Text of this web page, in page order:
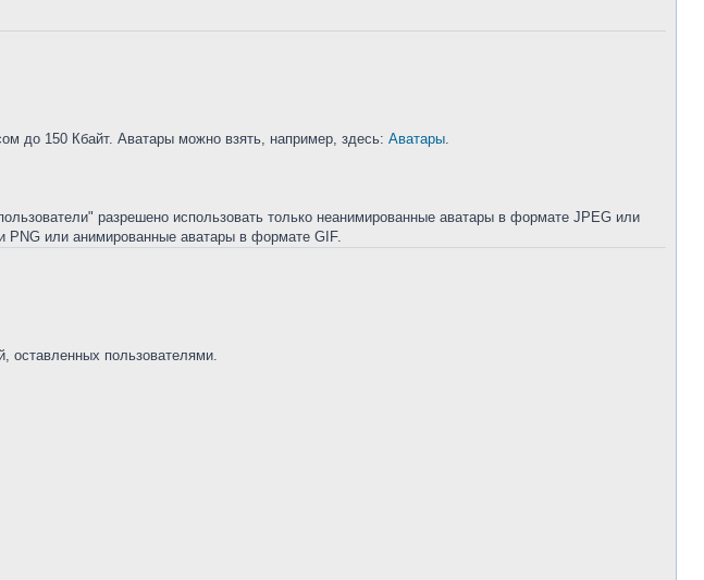
до 150 Кбайт. Аватары можно взять, например, здесь: Аватары.
разрешено использовать только неанимированные аватары в формате JPEG или
или анимированные аватары в формате GIF.
оставленных пользователями.